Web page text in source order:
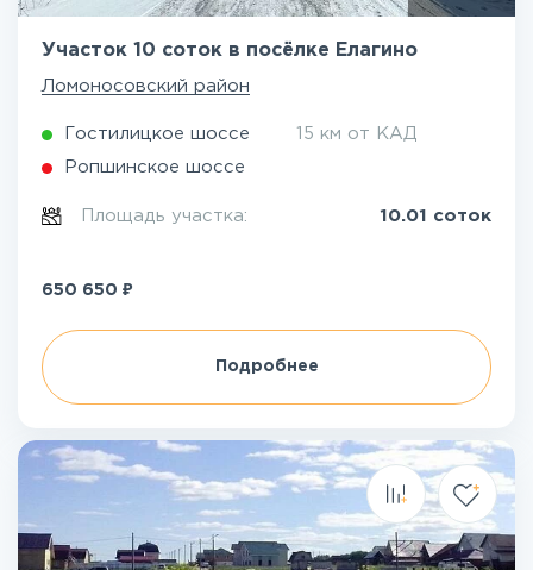
Участок 10 соток в посёлке Елагино
Ломоносовский район
Гостилицкое шоссе 15 км от КАД
Ропшинское шоссе
Площадь участка: 10.01 соток
650 650 ₽
Подробнее